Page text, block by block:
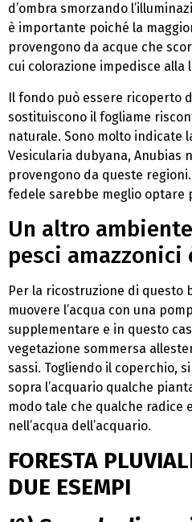
d’ombra smorzando
è importante poiché la
provengono da acque che
cui colorazione impedisce
Il fondo può essere ricoperto
sostituiscono il fogliame
naturale. Sono molto indicate
Vesicularia dubyana, Anubias
provengono da queste
fedele sarebbe meglio optare
Un altro
pesci amazzonici
Per la ricostruzione di questo
muovere l’acqua con una
supplementare e in questo
vegetazione sommersa
sassi. Togliendo il coperchio,
sopra l’acquario qualche
modo tale che qualche radice
nell’acqua dell’acquario.
FORESTA
DUE ESEMPI